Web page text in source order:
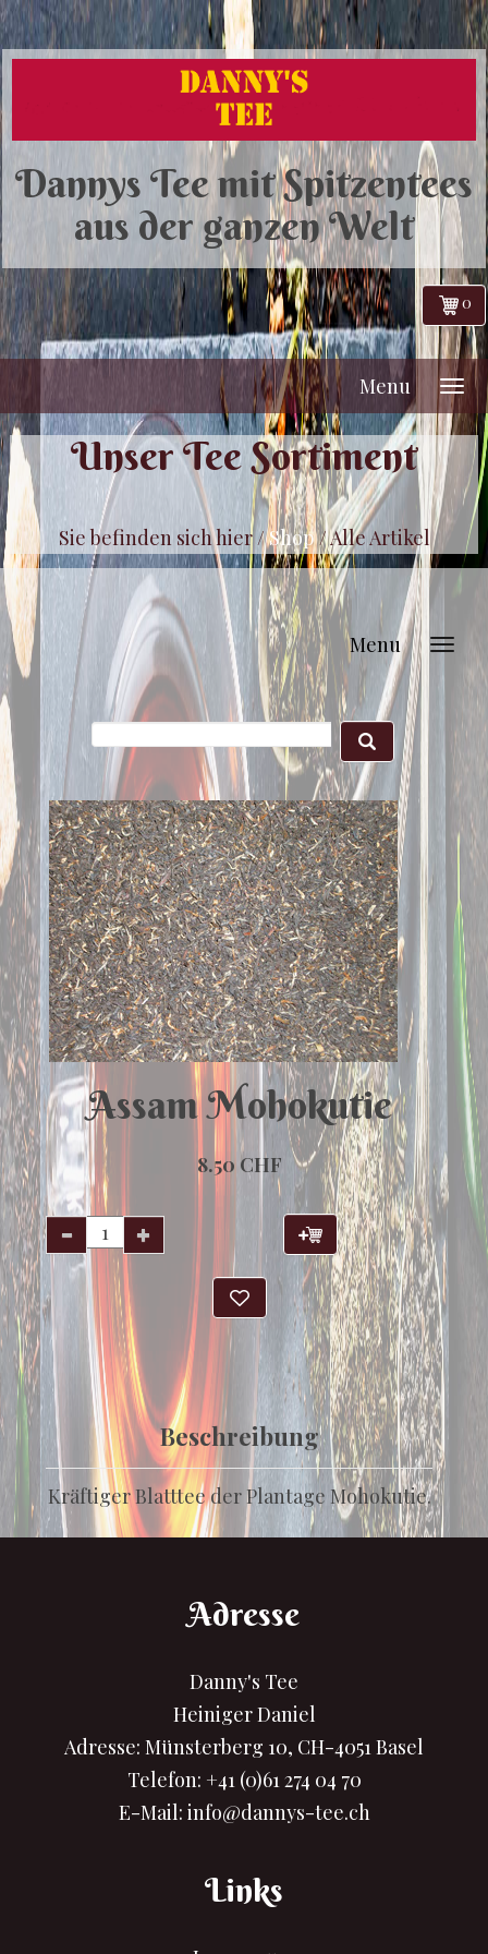
Dannys Tee mit Spitzentees
aus der ganzen Welt
0
Menu
Unser Tee Sortiment
Sie befinden sich hier /Shop/Alle Artikel
Menu
Assam Mohokutie
8.50 CHF
Beschreibung
Kräftiger Blatttee der Plantage Mohokutie.
Adresse
Danny's Tee
Heiniger Daniel
Adresse: Münsterberg 10, CH-4051 Basel
Telefon: +41 (0)61 274 04 70
E-Mail: info@dannys-tee.ch
Links